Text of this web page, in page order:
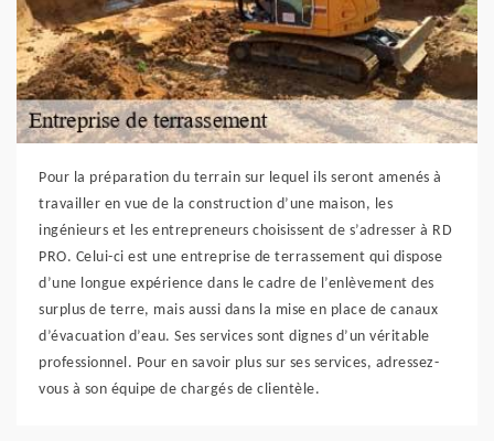
Pour la préparation du terrain sur lequel ils seront amenés à
travailler en vue de la construction d’une maison, les
ingénieurs et les entrepreneurs choisissent de s’adresser à RD
PRO. Celui-ci est une entreprise de terrassement qui dispose
d’une longue expérience dans le cadre de l’enlèvement des
surplus de terre, mais aussi dans la mise en place de canaux
d’évacuation d’eau. Ses services sont dignes d’un véritable
professionnel. Pour en savoir plus sur ses services, adressez-
vous à son équipe de chargés de clientèle.